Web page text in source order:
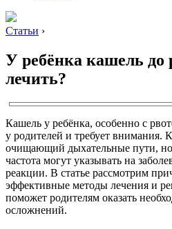
Статьи ›
У ребёнка кашель до
лечить?
Кашель у ребёнка, особенно с
у родителей и требует внимания.
очищающий дыхательные пути, но
частота могут указывать на
реакции. В статье рассмотрим
эффективные методы лечения и
поможет родителям оказать
осложнений.